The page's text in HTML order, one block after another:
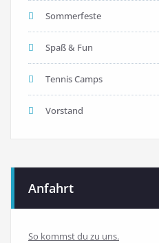
Sommerfeste
Spaß & Fun
Tennis Camps
Vorstand
Anfahrt
So kommst du zu uns.